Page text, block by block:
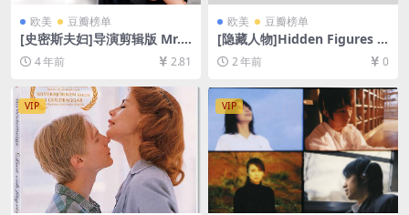
欧美 豆瓣榜单
[史密斯夫妇]导演剪辑版 Mr.
& Mrs. Smith (2005)[百度网
盘+迅雷云盘资源1080P超清
未删减][MP4/8GB][中英字幕]
4 年前 2.81
欧美 豆瓣榜单
[隐藏人物]Hidden Figures (2
016)[百度网盘+夸克网盘1080
P超清未删减资源][网盘在线播
放/下载][MP4/8.2GB][中文字
幕]
2 年前 0
VIP VIP